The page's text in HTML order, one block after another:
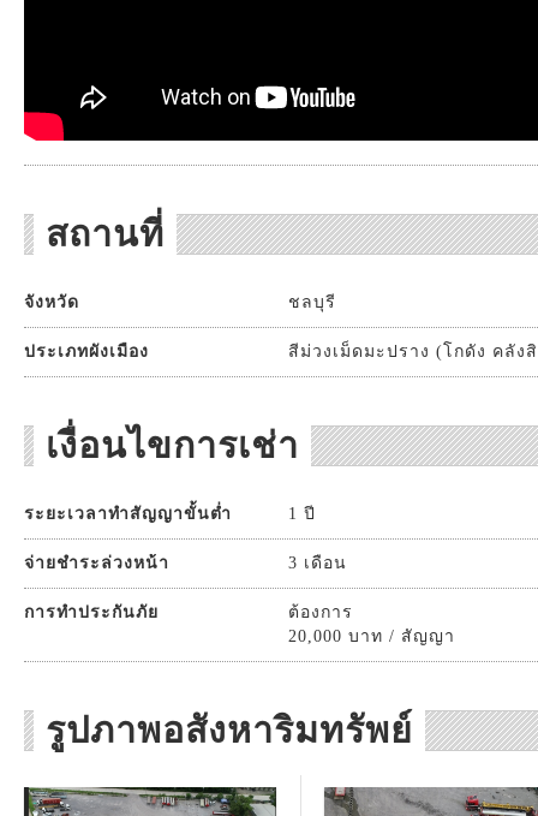
สถานที่
จังหวัด ชลบุรี
ประเภทผังเมือง สีม่วงเม็ดมะปราง (โกดัง คลัง
เงื่อนไขการเช่า
ระยะเวลาทำสัญญาขั้นต่ำ 1 ปี
จ่ายชำระล่วงหน้า 3 เดือน
การทำประกันภัย
ต้องการ
20,000 บาท / สัญญา
รูปภาพอสังหาริมทรัพย์